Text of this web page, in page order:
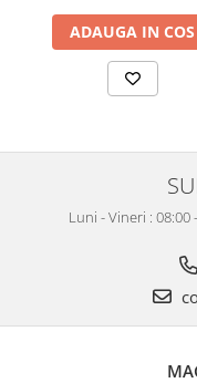
ADAUGA IN COS
Luni - Vineri : 08:00